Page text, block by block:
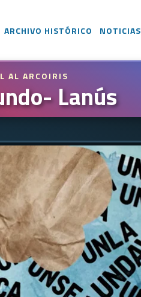
ARCHIVO HISTÓRICO NOTICIAS
AL ARCOIRIS
Lanús